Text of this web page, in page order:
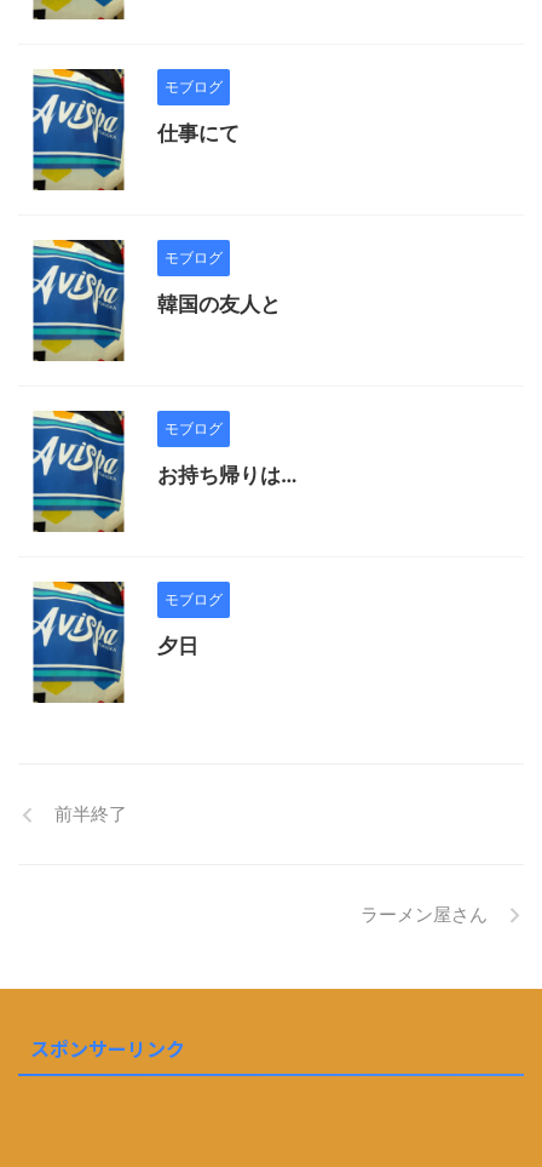
モブログ
仕事にて
モブログ
韓国の友人と
モブログ
お持ち帰りは…
モブログ
夕日
前半終了
ラーメン屋さん
スポンサーリンク